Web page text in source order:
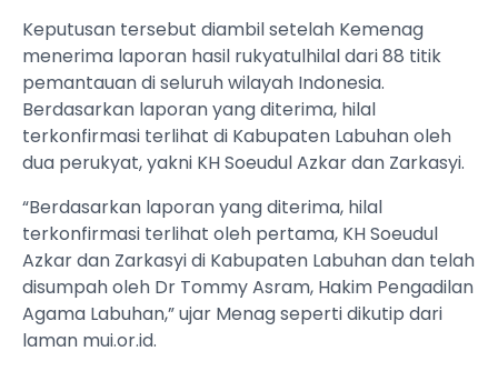
Keputusan tersebut diambil setelah Kemenag
menerima laporan hasil rukyatulhilal dari 88 titik
pemantauan di seluruh wilayah Indonesia.
Berdasarkan laporan yang diterima, hilal
terkonfirmasi terlihat di Kabupaten Labuhan oleh
dua perukyat, yakni KH Soeudul Azkar dan Zarkasyi.
“Berdasarkan laporan yang diterima, hilal
terkonfirmasi terlihat oleh pertama, KH Soeudul
Azkar dan Zarkasyi di Kabupaten Labuhan dan telah
disumpah oleh Dr Tommy Asram, Hakim Pengadilan
Agama Labuhan,” ujar Menag seperti dikutip dari
laman mui.or.id.